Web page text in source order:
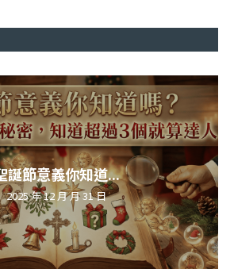
誕節意義你知道...
2025 年 12 月 月 31 日